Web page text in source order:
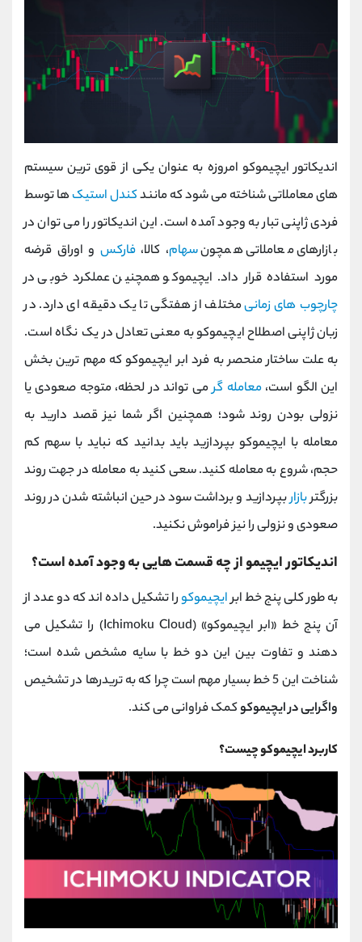
اندیکاتور ایچیموکو امروزه به عنوان یکی از قوی ترین سیستم
های معاملاتی شناخته می شود که مانندکندل استیکها توسط
فردی ژاپنی تبار به وجود آمده است. این اندیکاتور را می توان در
بازارهای معاملاتی همچونسهام، کالا،فارکس و اوراق قرضه
مورد استفاده قرار داد. ایچیموکو همچنین عملکرد‌ خوبی در
چارچوب ‌های زمانیمختلف از هفتگی تا یک دقیقه ‌ای دارد. در
زبان ژاپنی اصطلاح ایچیموکو به معنی تعادل در یک نگاه است.
به علت ساختار منحصر به فرد ابر ایچیموکو که مهم ‌ترین بخش
این الگو است،معامله‌ گرمی ‌تواند در لحظه، متوجه صعودی یا
نزولی بودن روند شود؛ همچنین اگر شما نیز قصد دارید به
معامله با ایچیموکو بپردازید باید بدانید که نباید با سهم کم
حجم، شروع به معامله کنید. سعی کنید به معامله در جهت روند
بزرگتربازاربپردازید و برداشت سود در حین انباشته شدن در روند
صعودی و نزولی را نیز فراموش نکنید.
اندیکاتور ایچیمو از چه قسمت هایی به وجود آمده است؟
به طور کلی پنج خط ابرایچیموکورا تشکیل داده اند که دو عدد از
آن پنج خط «ابر ایچیموکو» (Ichimoku Cloud) را تشکیل می‌
دهند و تفاوت بین این دو خط با سایه مشخص شده است؛
شناخت این 5 خط بسیار مهم است چرا که به تریدرها در تشخیص
واگرایی در ایچیموکوکمک فراوانی می کند.
کاربرد ایچیموکو چیست؟